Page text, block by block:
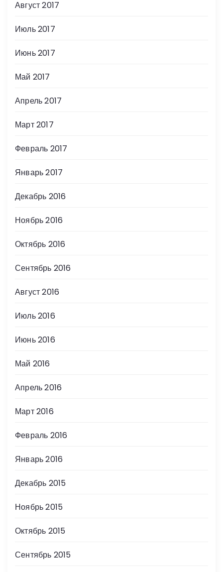
Август 2017
Июль 2017
Июнь 2017
Май 2017
Апрель 2017
Март 2017
Февраль 2017
Январь 2017
Декабрь 2016
Ноябрь 2016
Октябрь 2016
Сентябрь 2016
Август 2016
Июль 2016
Июнь 2016
Май 2016
Апрель 2016
Март 2016
Февраль 2016
Январь 2016
Декабрь 2015
Ноябрь 2015
Октябрь 2015
Сентябрь 2015